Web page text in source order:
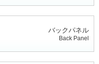
バックパネル
Back Panel